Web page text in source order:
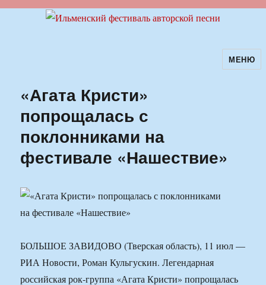
Ильменский фестиваль авторскойМЕНЮ
«Агата Кристи»
попрощалась с
поклонниками на
фестивале «Нашествие»
БОЛЬШОЕ ЗАВИДОВО (Тверская область), 11 июл —
РИА Новости, Роман Кульгускин. Легендарная
российская рок-группа «Агата Кристи» попрощалась